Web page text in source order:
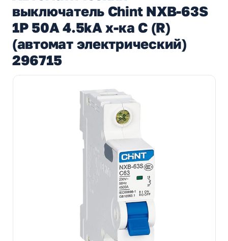
выключатель Chint NXB-63S
1P 50А 4.5kA х-ка C (R)
(автомат электрический)
296715